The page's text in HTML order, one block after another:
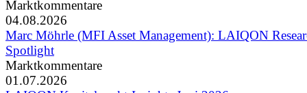
Marktkommentare
04.08.2026
Marc Möhrle (MFI Asset Management): LAIQON
Spotlight
Marktkommentare
01.07.2026